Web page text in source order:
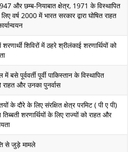
और छम्ब-नियाबात क्षेत्र, 1971 के विस्थापित
वर्ष 2000 में भारत सरकार द्वारा घोषित राहत
शिविरों में ठहरे श्रीलंकाई शरणार्थियों को
में बसे पूर्ववर्ती पूर्वी पाकिस्तान के विस्थापित
राहत और उनका पुनर्वास
के दौरे के लिए संरक्षित क्षेत्र परमिट ( पी ए पी)
शरणार्थियों के लिए राज्यों को राहत और
से जुड़े मामले